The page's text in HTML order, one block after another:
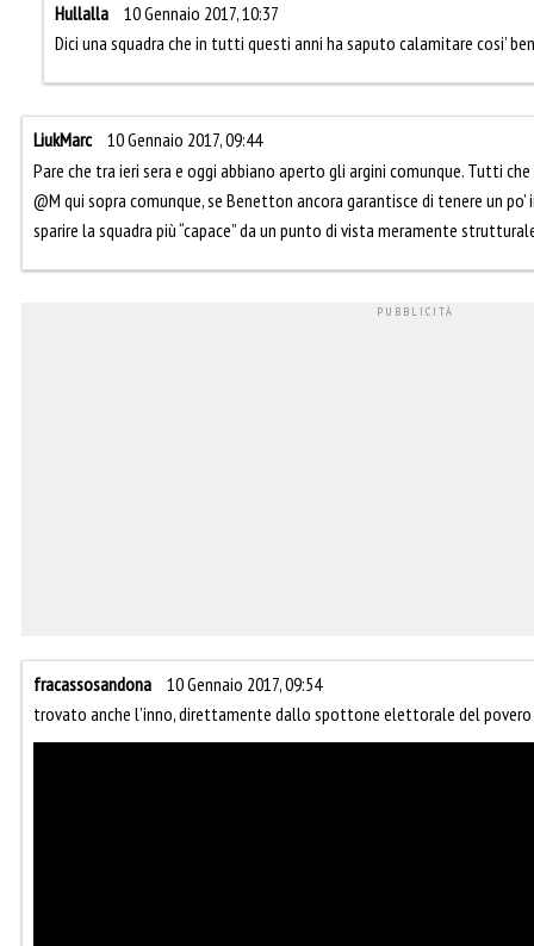
Hullalla
10 Gennaio 2017, 10:37
Dici una squadra che in tutti questi anni ha saputo calamitare cosi’
LiukMarc
10 Gennaio 2017, 09:44
Pare che tra ieri sera e oggi abbiano aperto gli argini comunque. Tutti
@M qui sopra comunque, se Benetton ancora garantisce di tenere un
sparire la squadra più “capace” da un punto di vista meramente
fracassosandona
10 Gennaio 2017, 09:54
trovato anche l’inno, direttamente dallo spottone elettorale del